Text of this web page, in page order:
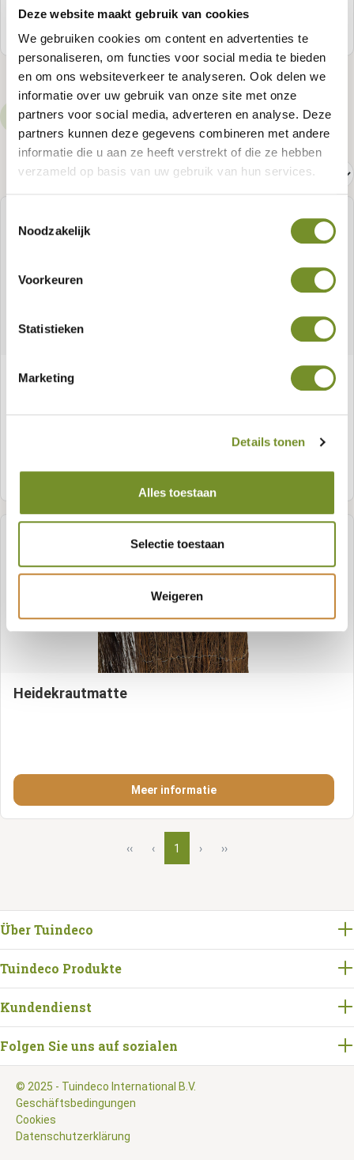
Deze website maakt gebruik van cookies
We gebruiken cookies om content en advertenties te
personaliseren, om functies voor social media te bieden
en om ons websiteverkeer te analyseren. Ook delen we
informatie over uw gebruik van onze site met onze
partners voor social media, adverteren en analyse. Deze
partners kunnen deze gegevens combineren met andere
informatie die u aan ze heeft verstrekt of die ze hebben
verzameld op basis van uw gebruik van hun services.
Noodzakelijk
Voorkeuren
Statistieken
Marketing
Details tonen
Alles toestaan
Selectie toestaan
Weigeren
Abdeckkappen
Holzgartenzäune
Gartentore
Holzgartentüren
Schiebetüren
Türrahmen
Türzargen
Beschläge
Befestigungsmaterial
Weiden- und Heidematten
Höhe Länge Höhe
Korbweidenmatte
Meer informatie
Heidekrautmatte
Meer informatie
‹‹ ‹ 1 › ››
Über Tuindeco
Tuindeco Produkte
Kundendienst
Folgen Sie uns auf sozialen
© 2025 - Tuindeco International B.V.
Geschäftsbedingungen
Cookies
Datenschutzerklärung